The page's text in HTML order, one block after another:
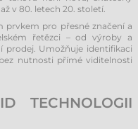
v 80. letech 20. století.
prvkem pro přesné značení a
řetězci – od výroby a
prodej. Umožňuje identifikaci
nutnosti přímé viditelnosti
TECHNOLOGII